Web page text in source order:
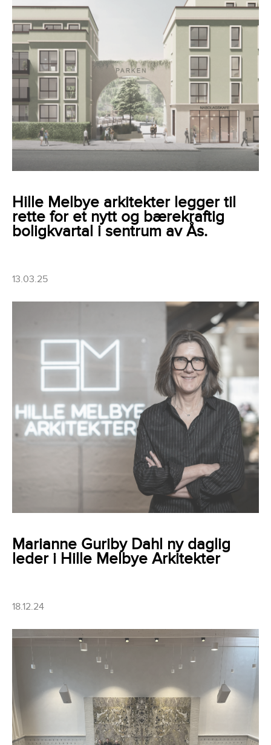
Hille Melbye arkitekter legger til
rette for et nytt og bærekraftig
boligkvartal i sentrum av Ås.
13.03.25
Marianne Guriby Dahl ny daglig
leder i Hille Melbye Arkitekter
18.12.24